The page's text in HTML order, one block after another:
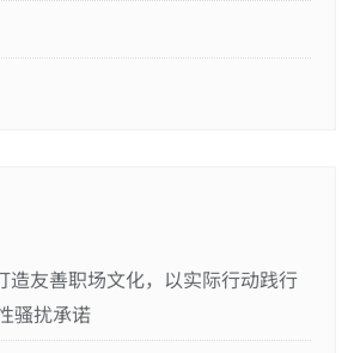
造友善职场文化，以实际行动践行
骚扰承诺